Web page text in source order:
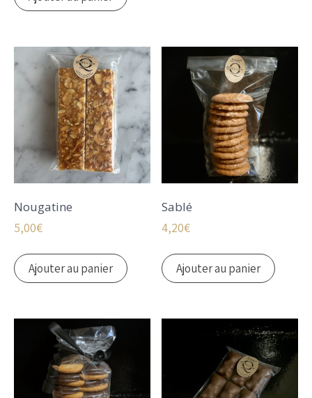
Nougatine
5,00€
Ajouter au panier
Sablé
4,20€
Ajouter au panier